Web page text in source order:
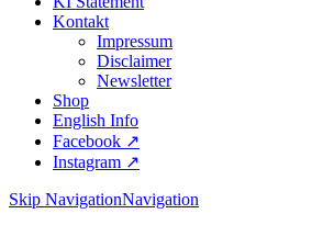
Kontakt
Impressum
Disclaimer
Newsletter
Shop
English Info
Facebook ↗︎
Instagram ↗︎
Skip NavigationNavigation